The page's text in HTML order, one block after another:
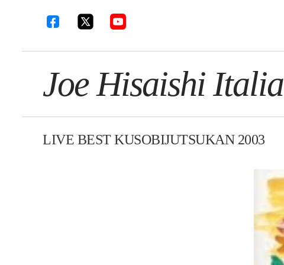
Joe Hisaishi Italia
LIVE BEST KUSOBIJUTSUKAN 2003